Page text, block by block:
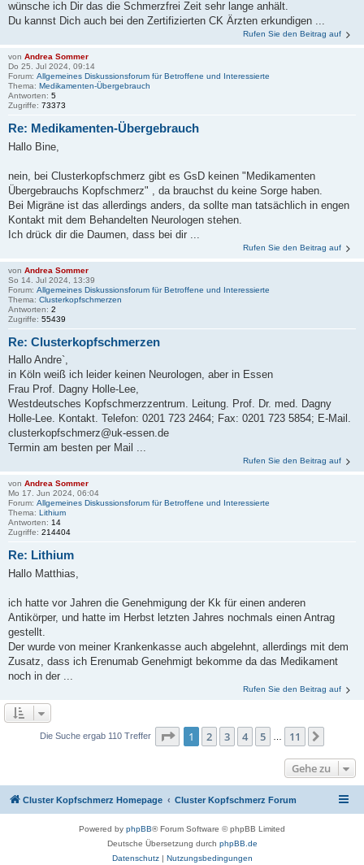
wünsche ich Dir das die Schmerzfrei Zeit sehr lange anhält.
Du kannst Dich auch bei den Zertifizierten CK Ärzten erkundigen ...
Rufen Sie den Beitrag auf
von Andrea Sommer
Do 25. Jul 2024, 09:14
Forum: Allgemeines Diskussionsforum für Betroffene und Interessierte
Thema: Medikamenten-Übergebrauch
Antworten: 5
Zugriffe: 73373
Re: Medikamenten-Übergebrauch
Hallo Bine,
nein, bei Clusterkopfschmerz gibt es GsD keinen "Medikamenten
Übergebrauchs Kopfschmerz" , da brauchst du keine Sorge haben.
Bei Migräne ist das allerdings anders, da sollte man tatsächlich in engen
Kontakt mit dem Behandelten Neurologen stehen.
Ich drück dir die Daumen, dass bei dir ...
Rufen Sie den Beitrag auf
von Andrea Sommer
So 14. Jul 2024, 13:39
Forum: Allgemeines Diskussionsforum für Betroffene und Interessierte
Thema: Clusterkopfschmerzen
Antworten: 2
Zugriffe: 55439
Re: Clusterkopfschmerzen
Hallo Andre`,
in Köln weiß ich leider keinen Neurologen, aber in Essen
Frau Prof. Dagny Holle-Lee,
Westdeutsches Kopfschmerzzentrum. Leitung. Prof. Dr. med. Dagny
Holle-Lee. Kontakt. Telefon: 0201 723 2464; Fax: 0201 723 5854; E-Mail.
clusterkopfschmerz@uk-essen.de
Termin am besten per Mail ...
Rufen Sie den Beitrag auf
von Andrea Sommer
Mo 17. Jun 2024, 06:04
Forum: Allgemeines Diskussionsforum für Betroffene und Interessierte
Thema: Lithium
Antworten: 14
Zugriffe: 214404
Re: Lithium
Hallo Matthias,
ich hatte vor Jahren die Genehmigung der Kk für einen anderen
Antikörper, und hatte im Herbst letzten Jahres nochmals einen Antrag
gestellt.
Der wurde von meiner Krankenkasse auch abgelehnt, allerdings mit dem
Zusatz, dass ich Erenumab Genehmigt bekomme da das Medikament
noch in der ...
Rufen Sie den Beitrag auf
Die Suche ergab 110 Treffer Seite 1von 11
1 2 3 4 5 11
Gehe zu
Cluster Kopfschmerz Homepage Cluster Kopfschmerz Forum
Powered by phpBB® Forum Software © phpBB Limited
Deutsche Übersetzung durch phpBB.de
Datenschutz| Nutzungsbedingungen